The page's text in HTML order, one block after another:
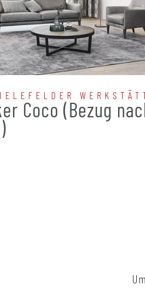
Coco (Bezug